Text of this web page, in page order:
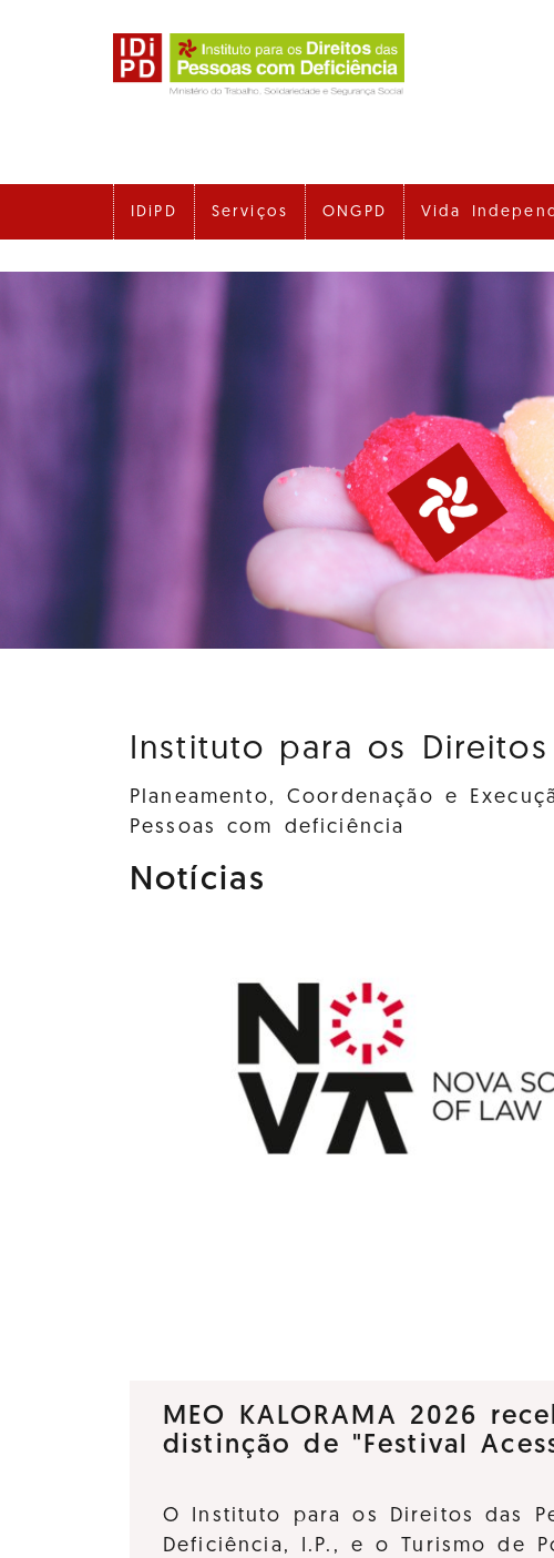
IDiPD Serviços ONGPD Vida
Instituto para os Direitos
Planeamento, Coordenação e
Pessoas com deficiência
Notícias
MEO KALORAMA 2026
distinção de "Festival
O Instituto para os Direitos das
Deficiência, I.P., e o Turismo de